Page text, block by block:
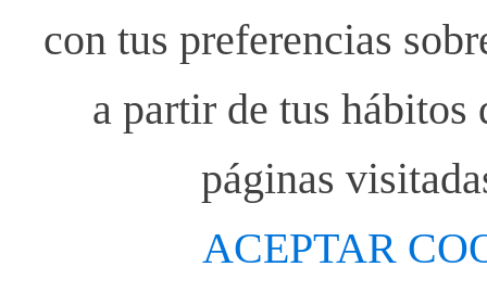
con tus preferencias
a partir de tus
páginas
ACEPTAR